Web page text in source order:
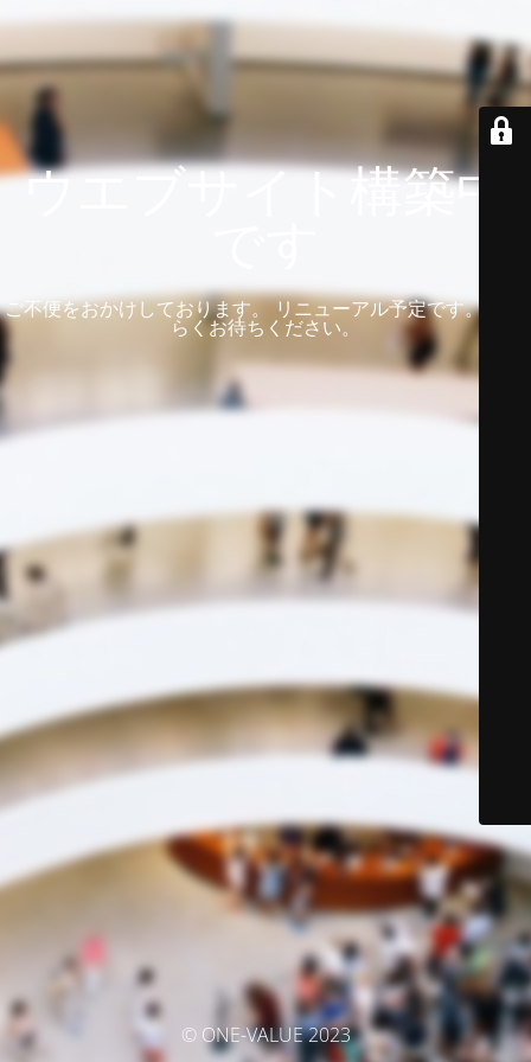
ウエブサイト構築中
ご不便をおかけしております。 リニューアル予定です。 しば
らくお待ちください。
© ONE-VALUE 2023